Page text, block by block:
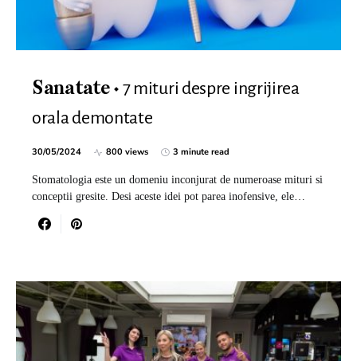
Sanatate
7 mituri despre ingrijirea
orala demontate
30/05/2024 800 views 3 minute read
Stomatologia este un domeniu inconjurat de numeroase mituri si
conceptii gresite. Desi aceste idei pot parea inofensive, ele…